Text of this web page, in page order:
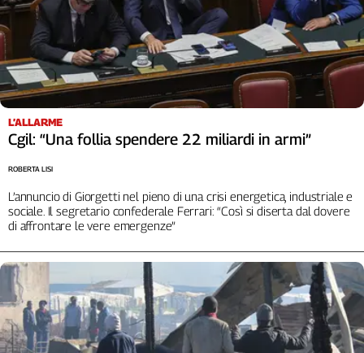
Girasoli
Sassolino
Linea
Economica
Tech
It
Easy
Inserti
Idea
Diffusa
Le
trasmissioni
tv
Work
in
L’ALLARME
Cgil: “Una follia spendere 22 miliardi in armi”
L’annuncio di Giorgetti nel pieno di una crisi energetica, industriale e
sociale. Il segretario confederale Ferrari: “Così si diserta dal dovere
di affrontare le vere emergenze”
ROBERTA LISI